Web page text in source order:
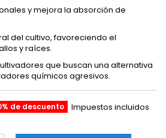
y mejora la absorción de
del cultivo, favoreciendo el
y raíces.
que buscan una alternativa
químicos agresivos.
de descuento
Impuestos incluidos